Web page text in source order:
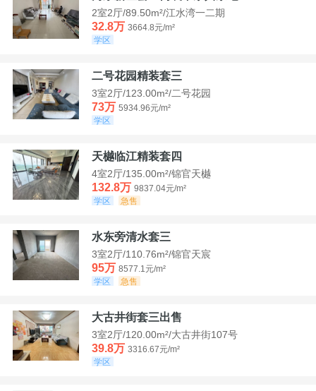
2室2厅/89.50m²/江水湾一二期
32.8万 3664.8元/m²
学区
二号花园精装套三
3室2厅/123.00m²/二号花园
73万 5934.96元/m²
学区
天樾临江精装套四
4室2厅/135.00m²/锦官天樾
132.8万 9837.04元/m²
学区
急售
水东旁清水套三
3室2厅/110.76m²/锦官天宸
95万 8577.1元/m²
学区
急售
大古井街套三出售
3室2厅/120.00m²/大古井街107号
39.8万 3316.67元/m²
学区